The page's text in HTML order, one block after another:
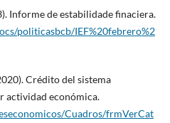
Informe de estabilidade finaciera.
politicasbcb/IEF%20febrero%2
Crédito del sistema
actividad económica.
Cuadros/frmVerCat